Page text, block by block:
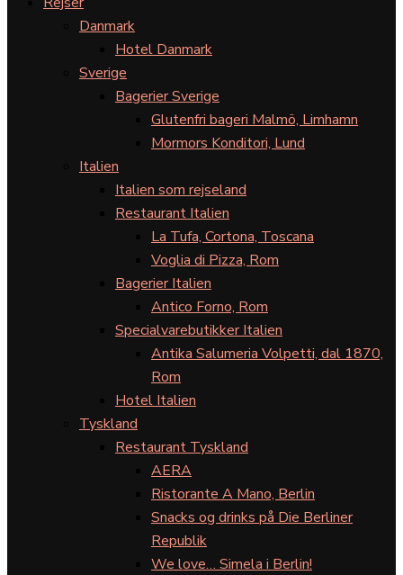
Danmark
Hotel Danmark
Sverige
Bagerier Sverige
Glutenfri bageri Malmö, Limhamn
Mormors Konditori, Lund
Italien
Italien som rejseland
Restaurant Italien
La Tufa, Cortona, Toscana
Voglia di Pizza, Rom
Bagerier Italien
Antico Forno, Rom
Specialvarebutikker Italien
Antika Salumeria Volpetti, dal 1870,
Rom
Hotel Italien
Tyskland
Restaurant Tyskland
AERA
Ristorante A Mano, Berlin
Snacks og drinks på Die Berliner
Republik
We love… Simela i Berlin!